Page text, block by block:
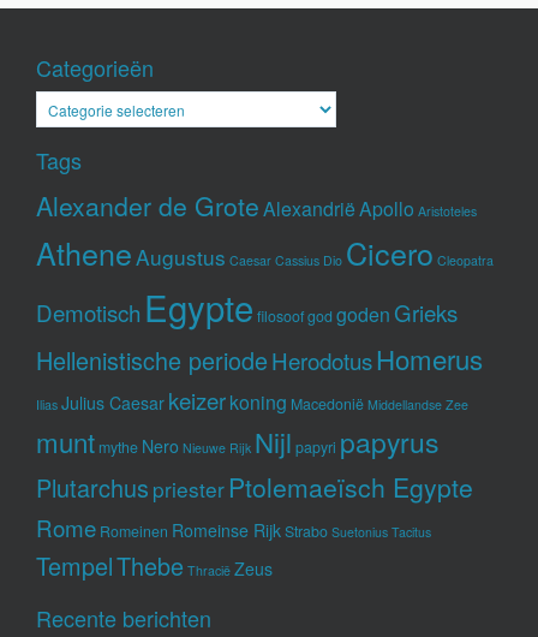
Categorieën
Categorieën
Tags
Alexander de GroteAlexandriëApollo Aristoteles
AtheneAugustus Caesar Cassius Dio Cicero Cleopatra
Demotisch Egypte filosoofgod goden Grieks
Hellenistische periodeHerodotusHomerus
Ilias Julius Caesar keizerkoning Macedonië Middellandse Zee
munt mythe Nero Nieuwe Rijk Nijl papyri papyrus
Plutarchus priester Ptolemaeïsch Egypte
Rome Romeinen Romeinse RijkStrabo Suetonius Tacitus
TempelThebe Thracië Zeus
Recente berichten